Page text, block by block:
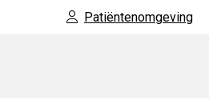
Patiëntenomgeving